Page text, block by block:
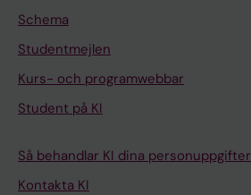
Schema
Studentmejlen
Kurs- och programwebbar
Student på KI
Så behandlar KI dina personuppgifter
Kontakta KI